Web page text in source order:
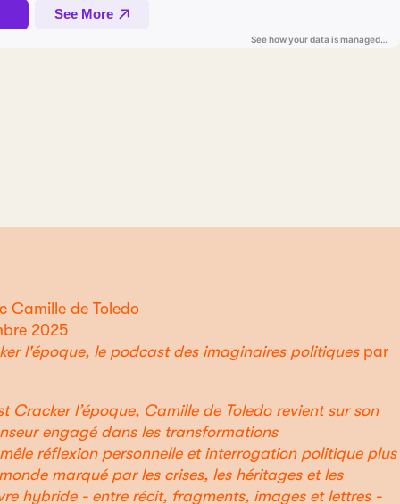
Camille de Toledo
2025
l'époque, le podcast des imaginaires politiques par
Cracker l’époque, Camille de Toledo revient sur son
engagé dans les transformations
réflexion personnelle et interrogation politique plus
marqué par les crises, les héritages et les
hybride - entre récit, fragments, images et lettres -